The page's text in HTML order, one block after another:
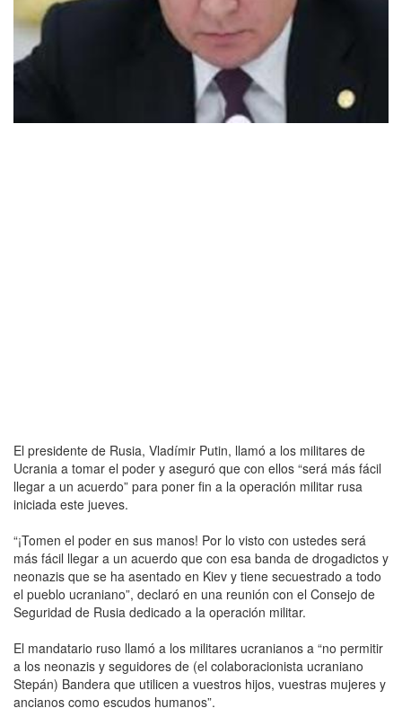
El presidente de Rusia, Vladímir Putin, llamó a los militares de
Ucrania a tomar el poder y aseguró que con ellos “será más fácil
llegar a un acuerdo” para poner fin a la operación militar rusa
iniciada este jueves.
“¡Tomen el poder en sus manos! Por lo visto con ustedes será
más fácil llegar a un acuerdo que con esa banda de drogadictos y
neonazis que se ha asentado en Kiev y tiene secuestrado a todo
el pueblo ucraniano”, declaró en una reunión con el Consejo de
Seguridad de Rusia dedicado a la operación militar.
El mandatario ruso llamó a los militares ucranianos a “no permitir
a los neonazis y seguidores de (el colaboracionista ucraniano
Stepán) Bandera que utilicen a vuestros hijos, vuestras mujeres y
ancianos como escudos humanos”.